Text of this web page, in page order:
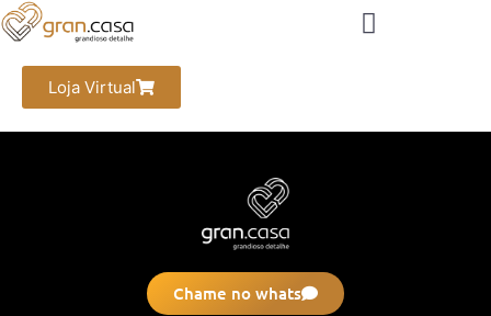
Loja Virtual
Chame no whats